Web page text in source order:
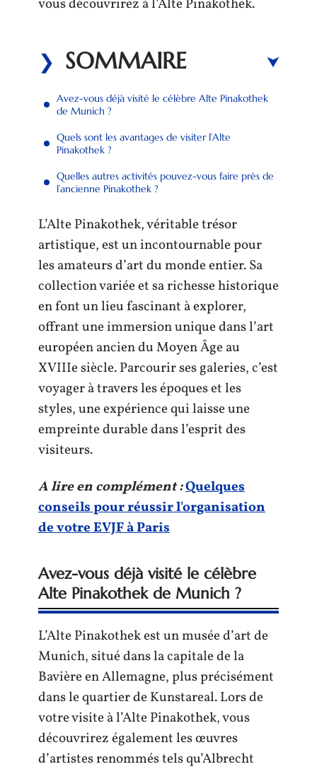
vous découvrirez à l’Alte Pinakothek.
SOMMAIRE
Avez-vous déjà visité le célèbre Alte Pinakothek
de Munich ?
Quels sont les avantages de visiter l’Alte
Pinakothek ?
Quelles autres activités pouvez-vous faire près de
l’ancienne Pinakothek ?
L’Alte Pinakothek, véritable trésor
artistique, est un incontournable pour
les amateurs d’art du monde entier. Sa
collection variée et sa richesse historique
en font un lieu fascinant à explorer,
offrant une immersion unique dans l’art
européen ancien du Moyen Âge au
XVIIIe siècle. Parcourir ses galeries, c’est
voyager à travers les époques et les
styles, une expérience qui laisse une
empreinte durable dans l’esprit des
visiteurs.
A lire en complément :Quelques
conseils pour réussir l'organisation
de votre EVJF à Paris
Avez-vous déjà visité le célèbre
Alte Pinakothek de Munich ?
L’Alte Pinakothek est un musée d’art de
Munich, situé dans la capitale de la
Bavière en Allemagne, plus précisément
dans le quartier de Kunstareal. Lors de
votre visite à l’Alte Pinakothek, vous
découvrirez également les œuvres
d’artistes renommés tels qu’Albrecht